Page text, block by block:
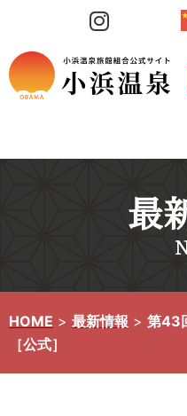
テ
ン
ス
最
HOME > 最新情報 > 第43
［公式］